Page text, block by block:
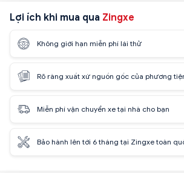
Lợi ích khi mua qua Zingxe
Không giới hạn miễn phí lái thử
Rõ ràng xuất xứ nguồn gốc của phương
Miễn phí vận chuyển xe tại nhà cho bạn
Bảo hành lên tới 6 tháng tại Zingxe toàn